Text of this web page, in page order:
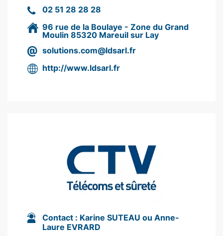
02 51 28 28 28
96 rue de la Boulaye - Zone du Grand
Moulin 85320 Mareuil sur Lay
solutions.com@ldsarl.fr
http://www.ldsarl.fr
Contact : Karine SUTEAU ou Anne-
Laure EVRARD